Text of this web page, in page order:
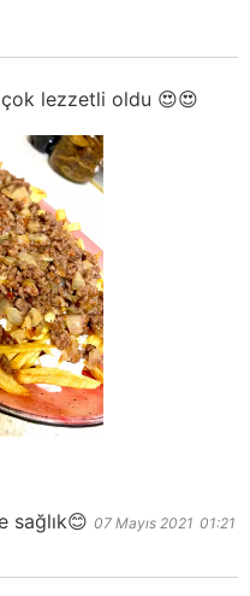
çok lezzetli oldu 😍😍
sağlık😊 07 Mayıs 2021 01:21